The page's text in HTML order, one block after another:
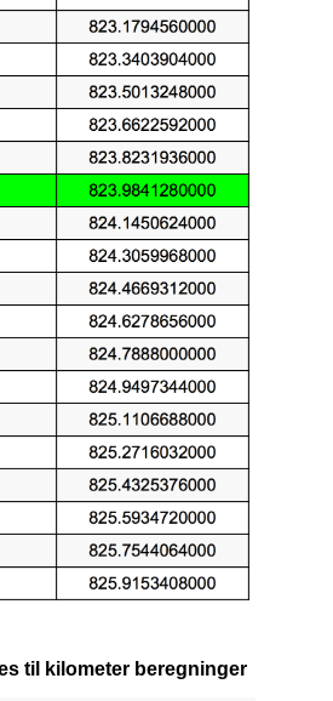
til kilometer beregninger